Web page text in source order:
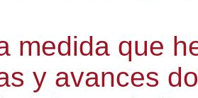
medida que
y avances